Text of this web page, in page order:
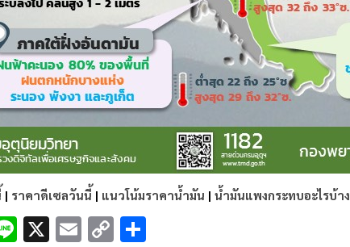
| ราคาดีเซลวันนี้ | แนวโน้มราคาน้ำมัน | น้ำมันแพงกระทบอะไรบ้าง
Line
X Email
Copy